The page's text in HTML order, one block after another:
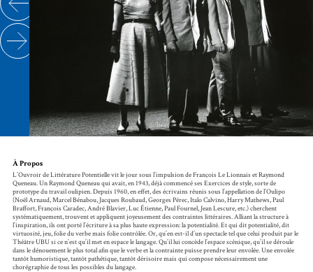
À Propos
L’Ouvroir de Littérature Potentielle vit le jour sous l’impulsion de François Le Lionnais et Raymond
Queneau. Un Raymond Queneau qui avait, en 1943, déjà commencé ses Exercices de style, sorte de
prototype du travail oulipien. Depuis 1960, en effet, des écrivains réunis sous l’appellation de l’Oulipo
(Noël Arnaud, Marcel Bénabou, Jacques Roubaud, Georges Pérec, Italo Calvino, Harry Mathews, Paul
Braffort, François Caradec, André Blavier, Luc Étienne, Paul Fournel, Jean Lescure, etc.) cherchent
systématiquement, trouvent et appliquent joyeusement des contraintes littéraires. Alliant la structure à
l’inspiration, ils ont porté l’écriture à sa plus haute expression: la potentialité. Et qui dit potentialité, dit
virtuosité, jeu, folie du verbe mais folie contrôlée. Or, qu’en est-il d’un spectacle tel que celui produit par le
Théâtre UBU si ce n’est qu’il met en espace le langage. Qu’il lui concède l’espace scénique, qu’il se déroule
dans le dénouement le plus total afin que le verbe et la contrainte puisse prendre leur envolée. Une envolée
tantôt humoristique, tantôt pathétique, tantôt dérisoire mais qui compose nécessairement une
chorégraphie de tous les possibles du langage.